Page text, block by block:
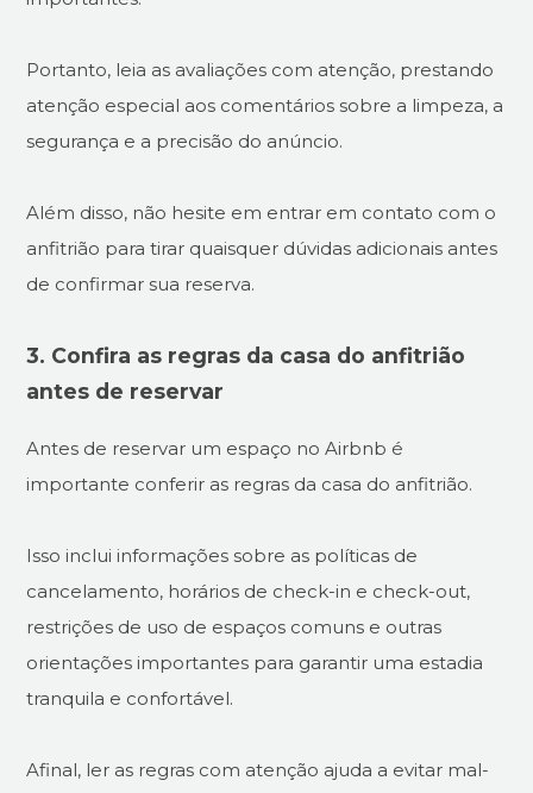
Portanto, leia as avaliações com atenção, prestando
atenção especial aos comentários sobre a limpeza, a
segurança e a precisão do anúncio.
Além disso, não hesite em entrar em contato com o
anfitrião para tirar quaisquer dúvidas adicionais antes
de confirmar sua reserva.
3. Confira as regras da casa do anfitrião
antes de reservar
Antes de reservar um espaço no Airbnb é
importante conferir as regras da casa do anfitrião.
Isso inclui informações sobre as políticas de
cancelamento, horários de check-in e check-out,
restrições de uso de espaços comuns e outras
orientações importantes para garantir uma estadia
tranquila e confortável.
Afinal, ler as regras com atenção ajuda a evitar mal-